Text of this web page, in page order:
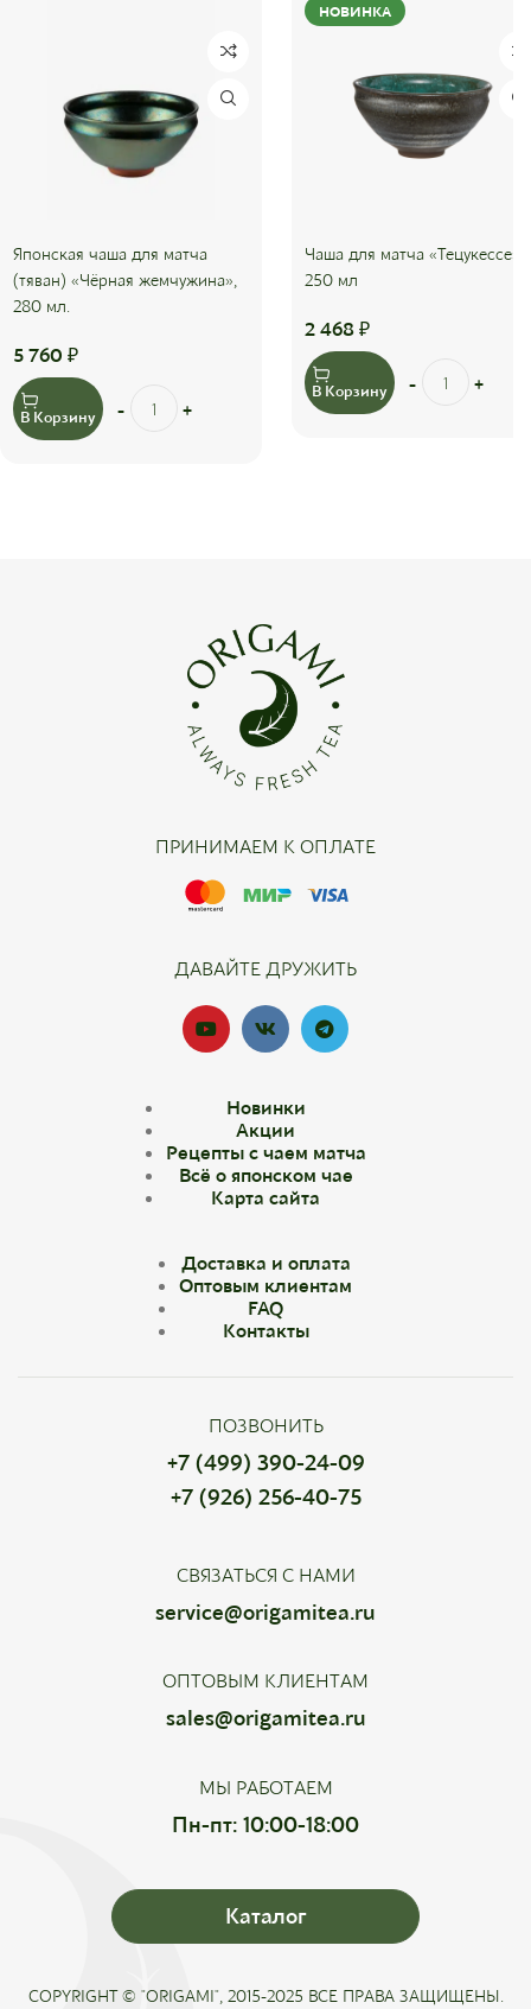
Японская чаша для матча
(тяван) «Чёрная жемчужина»,
280 мл.
5 760 ₽
В Корзину
НОВИНКА
Чаша для матча «Тецукессе»,
250 мл
2 468 ₽
В Корзину
ПРИНИМАЕМ К ОПЛАТЕ
ДАВАЙТЕ ДРУЖИТЬ
Новинки
Акции
Рецепты с чаем матча
Всё о японском чае
Карта сайта
Доставка и оплата
Оптовым клиентам
FAQ
Контакты
ПОЗВОНИТЬ
+7 (499) 390-24-09
+7 (926) 256-40-75
СВЯЗАТЬСЯ С НАМИ
service@origamitea.ru
ОПТОВЫМ КЛИЕНТАМ
sales@origamitea.ru
МЫ РАБОТАЕМ
Пн-пт: 10:00-18:00
Каталог
COPYRIGHT © "ORIGAMI", 2015-2025 ВСЕ ПРАВА ЗАЩИЩЕНЫ.